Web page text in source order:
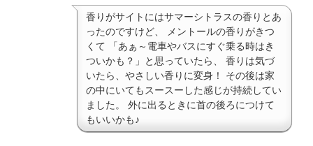
香りがサイトにはサマーシトラスの香りとあ
ったのですけど、 メントールの香りがきつ
くて 「あぁ～電車やバスにすぐ乗る時はき
ついかも？」と思っていたら、 香りは気づ
いたら、やさしい香りに変身！ その後は家
の中にいてもスースーした感じが持続してい
ました。 外に出るときに首の後ろにつけて
もいいかも♪